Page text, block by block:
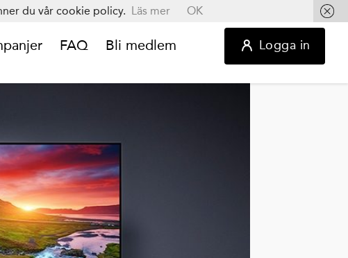
FAQ Bli medlem Logga in
du vår cookie policy. Läs mer OK